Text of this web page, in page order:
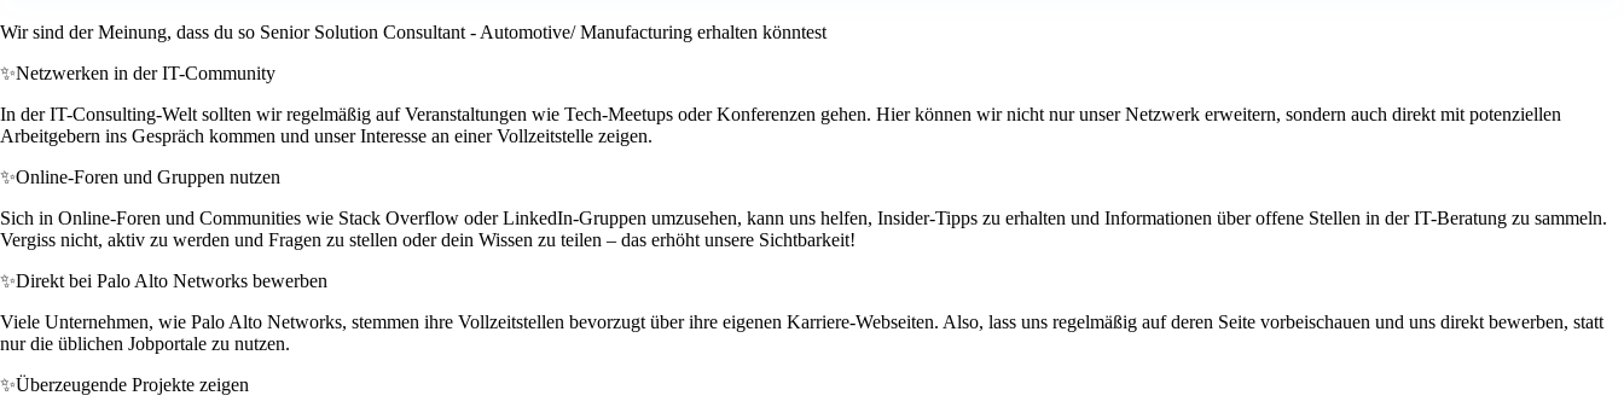
Wir sind der Meinung, dass du so Senior Solution Consultant - Automotive/ Manufacturing erhalten könntest
✨Netzwerken in der IT-Community
In der IT-Consulting-Welt sollten wir regelmäßig auf Veranstaltungen wie Tech-Meetups oder Konferenzen gehen. Hier können wir nicht nur unser Netzwerk erweitern, sondern auch direkt mit potenziellen
Arbeitgebern ins Gespräch kommen und unser Interesse an einer Vollzeitstelle zeigen.
✨Online-Foren und Gruppen nutzen
Sich in Online-Foren und Communities wie Stack Overflow oder LinkedIn-Gruppen umzusehen, kann uns helfen, Insider-Tipps zu erhalten und Informationen über offene Stellen in der IT-Beratung zu sammeln.
Vergiss nicht, aktiv zu werden und Fragen zu stellen oder dein Wissen zu teilen – das erhöht unsere Sichtbarkeit!
✨Direkt bei Palo Alto Networks bewerben
Viele Unternehmen, wie Palo Alto Networks, stemmen ihre Vollzeitstellen bevorzugt über ihre eigenen Karriere-Webseiten. Also, lass uns regelmäßig auf deren Seite vorbeischauen und uns direkt bewerben, statt
nur die üblichen Jobportale zu nutzen.
✨Überzeugende Projekte zeigen